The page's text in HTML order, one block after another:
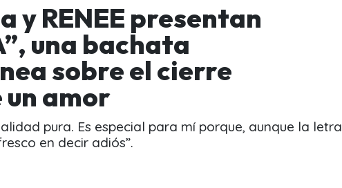
y RENEE presentan
una bachata
sobre el cierre
amor
pura. Es especial para mí porque, aunque la letra
en decir adiós”.